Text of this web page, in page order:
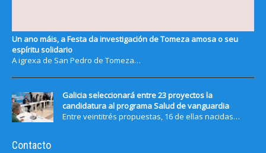
Un ano máis, a Festa da investigación de Tomeza amosa o seu
espíritu solidario
A igrexa de San Pedro de Tomeza…
Galicia seleccionará entre 23 proyectos la
candidatura al programa Salud de vanguardia
Entre veintitrés propuestas, 16 de ellas nacidas…
Contacto